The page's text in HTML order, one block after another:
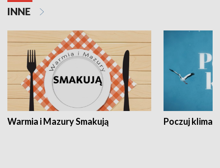
INNE
Warmia i Mazury Smakują Poczuj klimat